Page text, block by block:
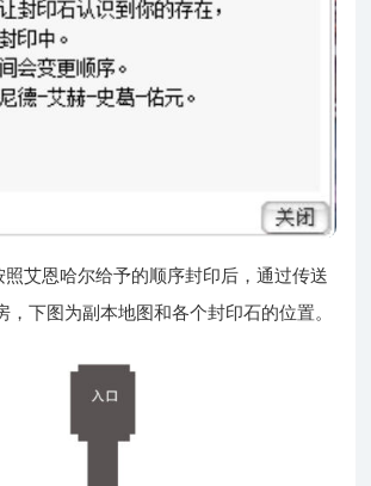
艾恩哈尔给予的顺序封印后，通过传送
，下图为副本地图和各个封印石的位置。